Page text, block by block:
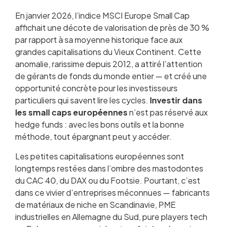
Qu’est-ce qu’une small cap européenne ?
Pourquoi 2026 est une fenêtre intéressante
Performance historique : small caps vs large
caps
Les meilleurs ETF small caps européennes
Small caps européennes via le PEA
Sélectionner des actions small caps en direct
Secteurs porteurs pour les petites
capitalisations en 2026
Risques spécifiques à maîtriser
Construire une stratégie portefeuille
Erreurs classiques des investisseurs débutants
Fiscalité et plus-values sur les small caps
Questions fréquentes
En janvier 2026, l’indice MSCI Europe Small Cap
affichait une décote de valorisation de près de 30 %
par rapport à sa moyenne historique face aux
grandes capitalisations du Vieux Continent. Cette
anomalie, rarissime depuis 2012, a attiré l’attention
de gérants de fonds du monde entier — et créé une
opportunité concrète pour les investisseurs
particuliers qui savent lire les cycles. Investir dans
les small caps européennesn’est pas réservé aux
hedge funds : avec les bons outils et la bonne
méthode, tout épargnant peut y accéder.
Les petites capitalisations européennes sont
longtemps restées dans l’ombre des mastodontes
du CAC 40, du DAX ou du Footsie. Pourtant, c’est
dans ce vivier d’entreprises méconnues — fabricants
de matériaux de niche en Scandinavie, PME
industrielles en Allemagne du Sud, pure players tech